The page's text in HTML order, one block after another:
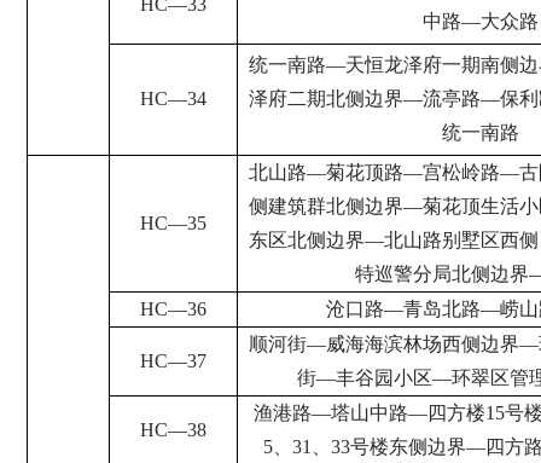
HC—33
中路—大众路
HC—34
统一南路—天恒龙泽府一期南侧
泽府二期北侧边界—流亭路—保
统一南路
HC—35
北山路—菊花顶路—宫松岭路—
侧建筑群北侧边界—菊花顶生活
东区北侧边界—北山路别墅区西
特巡警分局北侧边界
HC—36 沧口路—青岛北路—崂
HC—37
顺河街—威海海滨林场西侧边界—
街—丰谷园小区—环翠区管
HC—38
渔港路—塔山中路—四方楼15号
5、 31 33号楼东侧边界—四方